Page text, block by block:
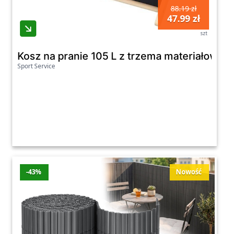
88.19 zł
47.99 zł
szt
Kosz na pranie 105 L z trzema
Sport Service
Nowość
-43%